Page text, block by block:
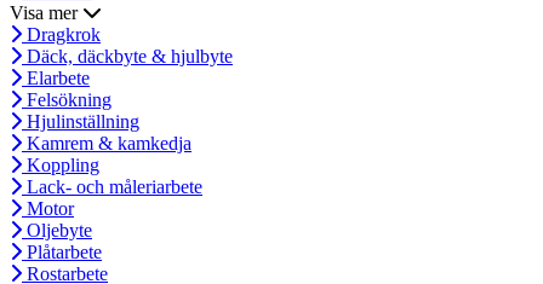
Visa mer
Dragkrok
Däck, däckbyte & hjulbyte
Elarbete
Felsökning
Hjulinställning
Kamrem & kamkedja
Koppling
Lack- och måleriarbete
Motor
Oljebyte
Plåtarbete
Rostarbete